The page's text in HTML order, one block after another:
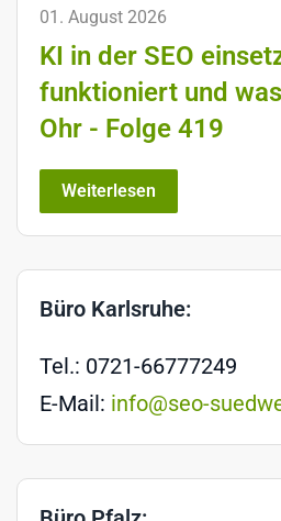
01. August 2026
KI in der SEO
funktioniert und
Ohr - Folge 419
Weiterlesen
Büro Karlsruhe:
Tel.: 0721-66777249
E-Mail: info@seo-